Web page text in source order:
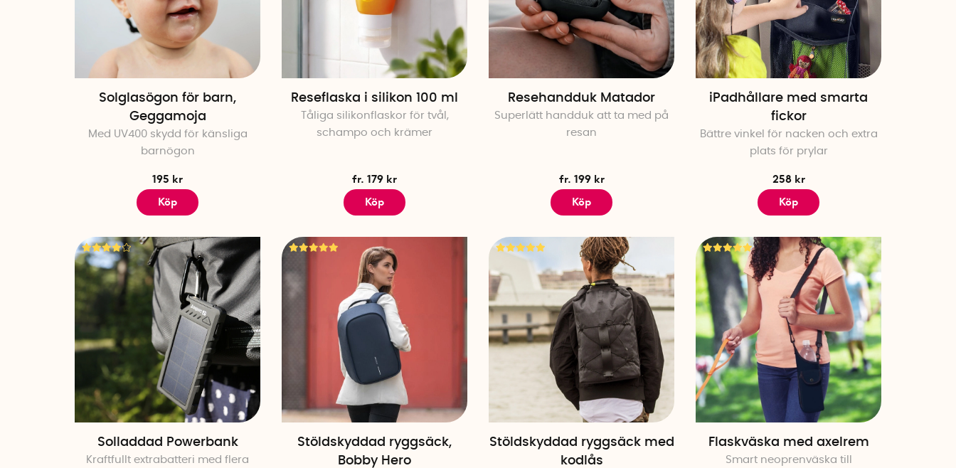
När du flyger kan det vara skönt att stänga ute både ljud och ljus där du sitter. Med en
nackkudde med huvafår du ett bekvämt huvudstöd och en egen personlig sfär att vara
i. Och för barnfamiljen med små barn är en
uppblåsbar fotpall som gör om flygstolen till
en resesäng en riktigt smart sak som gör flygresan med barnen enklare.
Solglasögon för barn,
Geggamoja
Med UV400 skydd för känsliga
barnögon
195 kr
Köp
Reseflaska i silikon 100 ml
Tåliga silikonflaskor för tvål,
schampo och krämer
fr. 179 kr
Köp
Resehandduk Matador
Superlätt handduk att ta med på
resan
fr. 199 kr
Köp
iPadhållare med smarta
fickor
Bättre vinkel för nacken och extra
plats för prylar
258 kr
Köp
Solladdad Powerbank
Kraftfullt extrabatteri med flera
Stöldskyddad ryggsäck,
Bobby Hero
Stöldskyddad ryggsäck med
kodlås
Flaskväska med axelrem
Smart neoprenväska till